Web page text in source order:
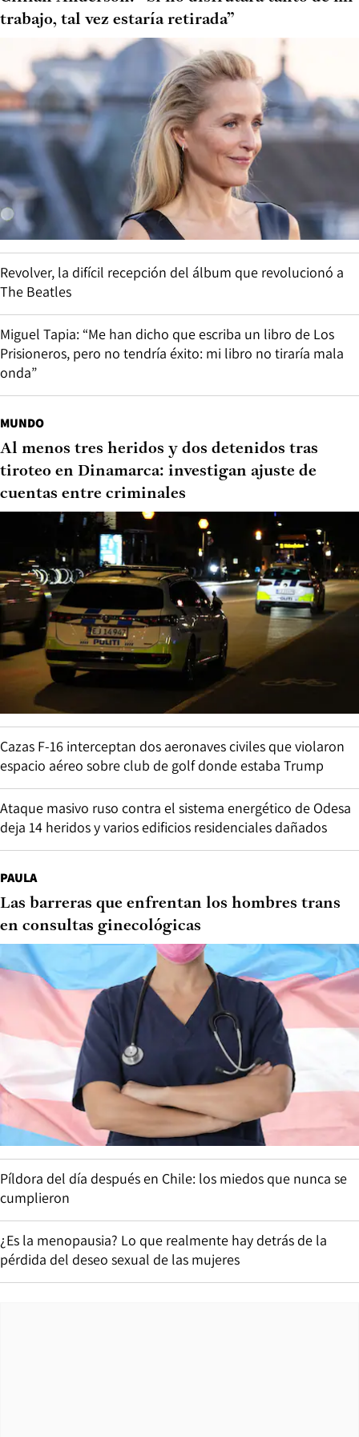
trabajo, tal vez estaría retirada”
Revolver, la difícil recepción del álbum que revolucionó a
The Beatles
Miguel Tapia: “Me han dicho que escriba un libro de Los
Prisioneros, pero no tendría éxito: mi libro no tiraría mala
onda”
MUNDO
Al menos tres heridos y dos detenidos tras
tiroteo en Dinamarca: investigan ajuste de
cuentas entre criminales
Cazas F-16 interceptan dos aeronaves civiles que violaron
espacio aéreo sobre club de golf donde estaba Trump
Ataque masivo ruso contra el sistema energético de Odesa
deja 14 heridos y varios edificios residenciales dañados
PAULA
Las barreras que enfrentan los hombres trans
en consultas ginecológicas
Píldora del día después en Chile: los miedos que nunca se
cumplieron
¿Es la menopausia? Lo que realmente hay detrás de la
pérdida del deseo sexual de las mujeres